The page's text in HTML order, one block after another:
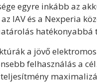
egyre inkább az
IAV és a Nexperia
hatékonyabbá
a jövő
felhasználás a